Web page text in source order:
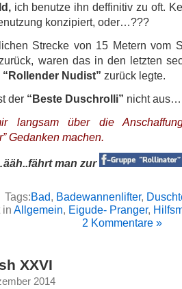
ich benutze ihn deffinitiv zu oft.
konzipiert, oder…???
Strecke von 15 Metern vom
waren das in den letzten
“Rollender Nudist” zurück legte.
der “Beste Duschrolli” nicht
langsam über die
Gedanken machen.
man zur
Tags:Bad, Badewannenlifter,
in Allgemein, Eigude- Pranger,
2 Kommentare »
XXVI
2014